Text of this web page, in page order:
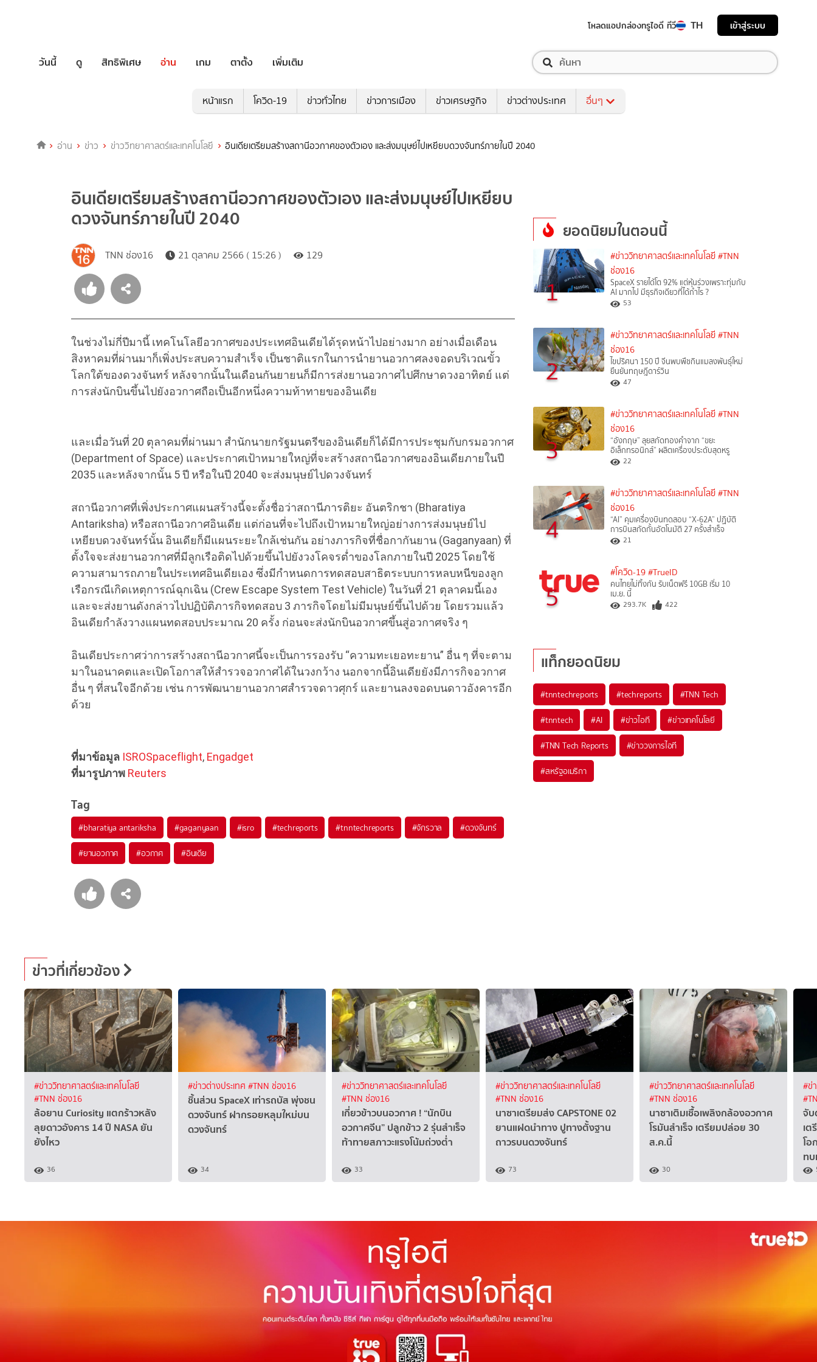
โหลดแอปกล่องทรูไอดี ทีวี TH เข้าสู่ระบบ
วันนี้ ดู สิทธิพิเศษ อ่าน เกม ตาตั้ง เพิ่มเติม
หน้าแรก โควิด-19 ข่าวทั่วไทย ข่าวการเมือง ข่าวเศรษฐกิจ ข่าวต่างประเทศ อื่นๆ
อ่าน ข่าว ข่าววิทยาศาสตร์และเทคโนโลยี อินเดียเตรียมสร้างสถานีอวกาศของตัวเอง และส่งมนุษย์ไปเหยียบดวงจันทร์ภายในปี 2040
อินเดียเตรียมสร้างสถานีอวกาศของตัวเอง และส่งมนุษย์ไปเหยียบ
ดวงจันทร์ภายในปี 2040
TNN ช่อง16 21 ตุลาคม 2566 ( 15:26 ) 129
ในช่วงไม่กี่ปีมานี้ เทคโนโลยีอวกาศของประเทศอินเดียได้รุดหน้าไปอย่างมาก อย่างเมื่อเดือน
สิงหาคมที่ผ่านมาก็เพิ่งประสบความสำเร็จ เป็นชาติแรกในการนำยานอวกาศลงจอดบริเวณขั้ว
โลกใต้ของดวงจันทร์ หลังจากนั้นในเดือนกันยายนก็มีการส่งยานอวกาศไปศึกษาดวงอาทิตย์ แต่
การส่งนักบินขึ้นไปยังอวกาศถือเป็นอีกหนึ่งความท้าทายของอินเดีย
และเมื่อวันที่ 20 ตุลาคมที่ผ่านมา สำนักนายกรัฐมนตรีของอินเดียก็ได้มีการประชุมกับกรมอวกาศ
(Department of Space) และประกาศเป้าหมายใหญ่ที่จะสร้างสถานีอวกาศของอินเดียภายในปี
2035 และหลังจากนั้น 5 ปี หรือในปี 2040 จะส่งมนุษย์ไปดวงจันทร์
สถานีอวกาศที่เพิ่งประกาศแผนสร้างนี้จะตั้งชื่อว่าสถานีภารติยะ อันตริกชา (Bharatiya
Antariksha) หรือสถานีอวกาศอินเดีย แต่ก่อนที่จะไปถึงเป้าหมายใหญ่อย่างการส่งมนุษย์ไป
เหยียบดวงจันทร์นั้น อินเดียก็มีแผนระยะใกล้เช่นกัน อย่างภารกิจที่ชื่อกากันยาน (Gaganyaan) ที่
ตั้งใจจะส่งยานอวกาศที่มีลูกเรือติดไปด้วยขึ้นไปยังวงโคจรต่ำของโลกภายในปี 2025 โดยใช้
ความสามารถภายในประเทศอินเดียเอง ซึ่งมีกำหนดการทดสอบสาธิตระบบการหลบหนีของลูก
เรือกรณีเกิดเหตุการณ์ฉุกเฉิน (Crew Escape System Test Vehicle) ในวันที่ 21 ตุลาคมนี้เอง
และจะส่งยานดังกล่าวไปปฏิบัติภารกิจทดสอบ 3 ภารกิจโดยไม่มีมนุษย์ขึ้นไปด้วย โดยรวมแล้ว
อินเดียกำลังวางแผนทดสอบประมาณ 20 ครั้ง ก่อนจะส่งนักบินอวกาศขึ้นสู่อวกาศจริง ๆ
อินเดียประกาศว่าการสร้างสถานีอวกาศนี้จะเป็นการรองรับ “ความทะเยอทะยาน” อื่น ๆ ที่จะตาม
มาในอนาคตและเปิดโอกาสให้สำรวจอวกาศได้ในวงกว้าง นอกจากนี้อินเดียยังมีภารกิจอวกาศ
อื่น ๆ ที่สนใจอีกด้วย เช่น การพัฒนายานอวกาศสำรวจดาวศุกร์ และยานลงจอดบนดาวอังคารอีก
ด้วย
ที่มาข้อมูล ISROSpaceflight, Engadget
ที่มารูปภาพ Reuters
Tag
#bharatiya antariksha #gaganyaan #isro #techreports #tnntechreports #จักรวาล #ดวงจันทร์
#ยานอวกาศ #อวกาศ #อินเดีย
ยอดนิยมในตอนนี้
1
#ข่าววิทยาศาสตร์และเทคโนโลยี #TNN
ช่อง16
SpaceX รายได้โต 92% แต่หุ้นร่วงเพราะทุ่มกับ
AI มากไป มีธุรกิจเดียวที่ได้กำไร ?
53
2
#ข่าววิทยาศาสตร์และเทคโนโลยี #TNN
ช่อง16
ไขปริศนา 150 ปี จีนพบพืชกินแมลงพันธุ์ใหม่
ยืนยันทฤษฎีดาร์วิน
47
3
#ข่าววิทยาศาสตร์และเทคโนโลยี #TNN
ช่อง16
“อังกฤษ” ลุยสกัดทองคำจาก “ขยะ
อิเล็กทรอนิกส์” ผลิตเครื่องประดับสุดหรู
22
4
#ข่าววิทยาศาสตร์และเทคโนโลยี #TNN
ช่อง16
“AI” คุมเครื่องบินทดสอบ “X-62A” ปฏิบัติ
การบินสกัดกั้นอัตโนมัติ 27 ครั้งสำเร็จ
21
5
#โควิด-19 #TrueID
คนไทยไม่ทิ้งกัน รับเน็ตฟรี 10GB เริ่ม 10
เม.ย. นี้
293.7K 422
แท็กยอดนิยม
#tnntechreports #techreports #TNN Tech
#tnntech #AI #ข่าวไอที #ข่าวเทคโนโลยี
#TNN Tech Reports #ข่าววงการไอที
#สหรัฐอเมริกา
ข่าวที่เกี่ยวข้อง
#ข่าววิทยาศาสตร์และเทคโนโลยี
#TNN ช่อง16
ล้อยาน Curiosity แตกร้าวหลัง
ลุยดาวอังคาร 14 ปี NASA ยัน
ยังไหว
36
#ข่าวต่างประเทศ #TNN ช่อง16
ชิ้นส่วน SpaceX เท่ารถบัส พุ่งชน
ดวงจันทร์ ฝากรอยหลุมใหม่บน
ดวงจันทร์
34
#ข่าววิทยาศาสตร์และเทคโนโลยี
#TNN ช่อง16
เกี่ยวข้าวบนอวกาศ ! “นักบิน
อวกาศจีน” ปลูกข้าว 2 รุ่นสำเร็จ
ท้าทายสภาวะแรงโน้มถ่วงต่ำ
33
#ข่าววิทยาศาสตร์และเทคโนโลยี
#TNN ช่อง16
นาซาเตรียมส่ง CAPSTONE 02
ยานแฝดนำทาง ปูทางตั้งฐาน
ถาวรบนดวงจันทร์
73
#ข่าววิทยาศาสตร์และเทคโนโลยี
#TNN ช่อง16
นาซาเติมเชื้อเพลิงกล้องอวกาศ
โรมันสำเร็จ เตรียมปล่อย 30
ส.ค.นี้
30
#ข่
จับ
เ
โอ
ท